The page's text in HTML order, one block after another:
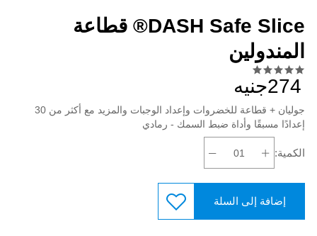
DASH Safe Slice® قطاعة
المندولين
274جنيه
جوليان + قطاعة للخضروات وإعداد الوجبات والمزيد مع أكثر من 30
إعدادًا مسبقًا وأداة ضبط السمك - رمادي
الكمية:
إضافة إلى السلة